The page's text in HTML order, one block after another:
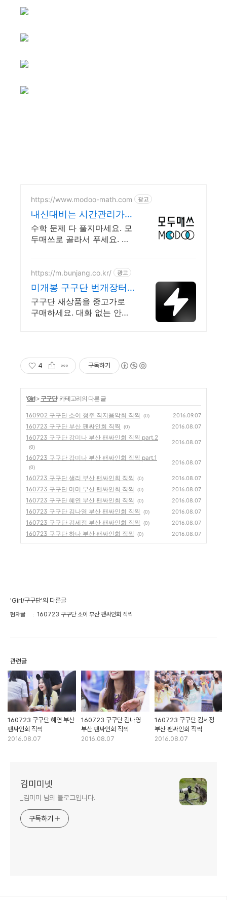
https://www.modoo-math.com 광고
내신대비는 시간관리가
필수!
수학 문제 다 풀지마세요. 모
두매쓰로 골라서 푸세요. 무
https://m.bunjang.co.kr/ 광고
미개봉 구구단 번개장터
국내 최대 브랜드 중고거
래
구구단 새상품을 중고가로
구매하세요. 대화 없는 안전
규 상품 업로드
4 구독하기
'Girl> 구구단' 카테고리의 다른 글
160902 구구단 소이 청주 직지음악회 직찍 (0) 2016.09.07
160723 구구단 부산 팬싸인회 직찍 (0) 2016.08.07
160723 구구단 강미나 부산 팬싸인회 직찍 part.2
(0)
2016.08.07
160723 구구단 강미나 부산 팬싸인회 직찍 part.1
(0)
2016.08.07
160723 구구단 샐리 부산 팬싸인회 직찍 (0) 2016.08.07
160723 구구단 미미 부산 팬싸인회 직찍 (0) 2016.08.07
160723 구구단 혜연 부산 팬싸인회 직찍 (0) 2016.08.07
160723 구구단 김나영 부산 팬싸인회 직찍 (0) 2016.08.07
160723 구구단 김세정 부산 팬싸인회 직찍 (0) 2016.08.07
160723 구구단 하나 부산 팬싸인회 직찍 (0) 2016.08.07
'Girl/구구단'의 다른글
현재글 160723 구구단 소이 부산 팬싸인회 직찍
관련글
160723 구구단 혜연 부산
팬싸인회 직찍
2016.08.07
160723 구구단 김나영
부산 팬싸인회 직찍
2016.08.07
160723 구구단 김세정
부산 팬싸인회 직찍
2016.08.07
김미미넷
_김미미 님의 블로그입니다.
구독하기